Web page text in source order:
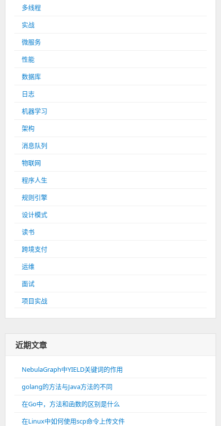
多线程
实战
微服务
性能
数据库
日志
机器学习
架构
消息队列
物联网
程序人生
规则引擎
设计模式
读书
跨境支付
运维
面试
项目实战
近期文章
NebulaGraph中YIELD关键词的作用
golang的方法与Java方法的不同
在Go中，方法和函数的区别是什么
在Linux中如何使用scp命令上传文件